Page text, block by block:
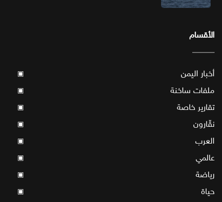
الأقسام
أخبار اليمن ▣
ملفات ساخنة ▣
تقارير خاصة ▣
نقّارون ▣
العرب ▣
عالمي ▣
رياضة ▣
حياة ▣